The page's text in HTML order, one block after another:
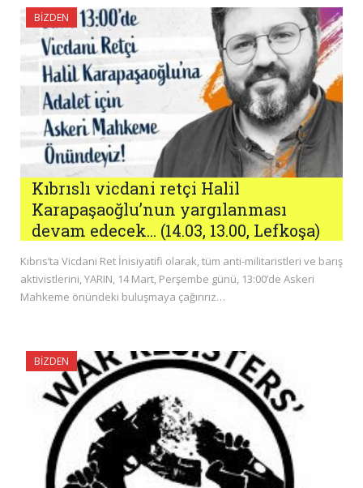
BIZDEN
Kıbrıslı vicdani retçi Halil
Karapaşaoğlu’nun yargılanması
devam edecek… (14.03, 13.00, Lefkoşa)
Kıbrıs’ta Vicdani Ret İnisiyatifi olarak, tüm anti-militaristleri ve barış
aktivistlerini, YARIN, 14 Mart, Perşembe günü, 13:00’de Askeri
Mahkeme önündeki buluşmaya çağırırız…
BIZDEN